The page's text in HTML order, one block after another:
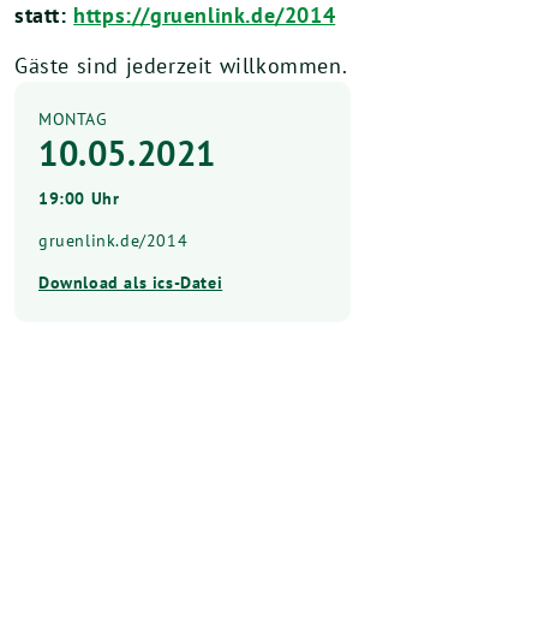
statt: https://gruenlink.de/2014
Gäste sind jederzeit willkommen.
MONTAG
10.05.2021
19:00 Uhr
gruenlink.de/2014
Download als ics-Datei